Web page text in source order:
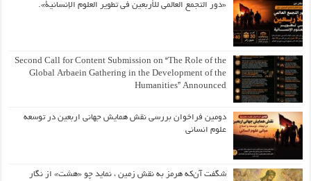
«دور التجمع العالمي للأربعين في تطوير العلوم الإنسانية».
Second Call for Content Submission on “The Role of the
Global Arbaein Gathering in the Development of the
Humanities” Announced
دومین فراخوان بررسی نقش همایش جهانی اربعین در توسعه
علوم انسانی
شگفت آن‌که هرمز به نقش زمین ، نماید چو «هشت» از نگار